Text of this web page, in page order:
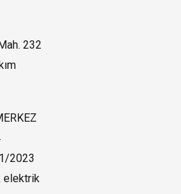
232
2023
elektrik